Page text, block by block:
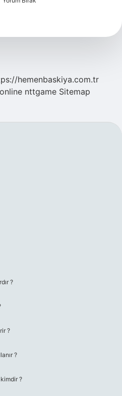
hemenbaskiya.com.tr
nttgame Sitemap
?
?
?
?